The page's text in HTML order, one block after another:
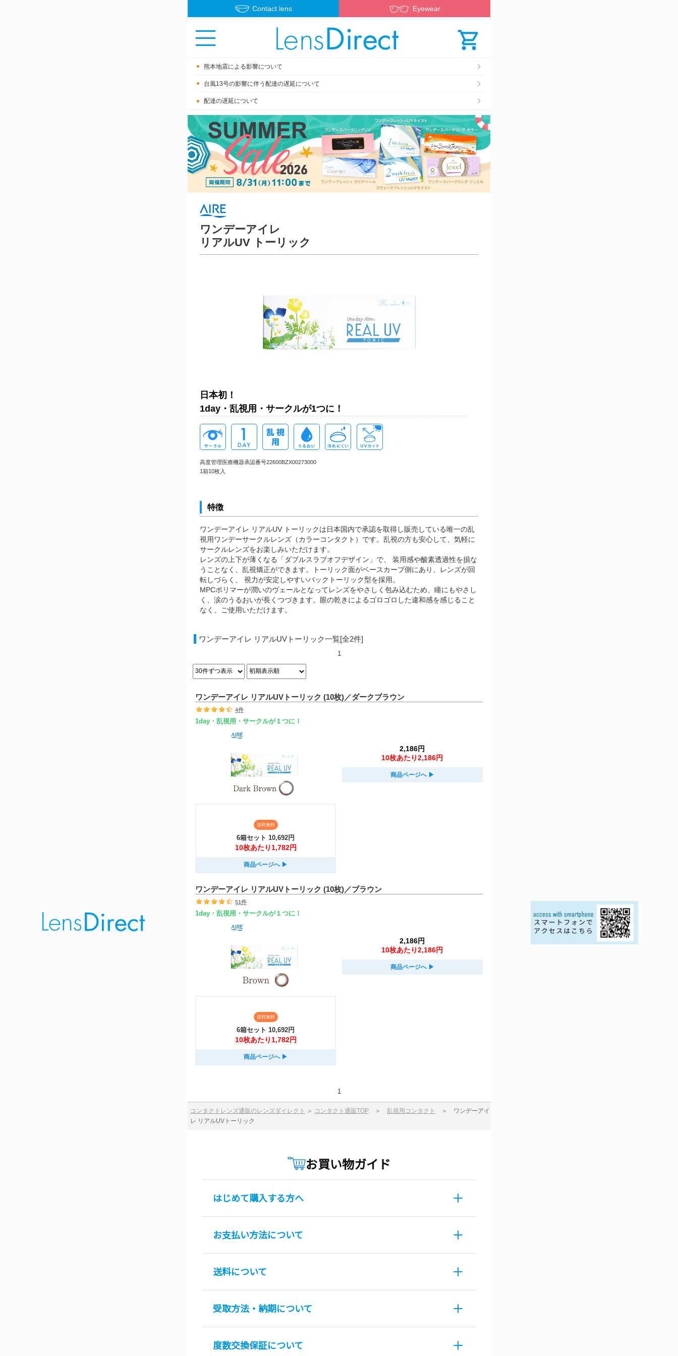
Contact lens Eyewear
熊本地震による影響について
台風13号の影響に伴う配達の遅延について
配達の遅延について
ワンデーアイレ
リアルUV トーリック
日本初！
1day・乱視用・サークルが1つに！
高度管理医療機器承認番号22600BZX00273000
1箱10枚入
特徴
ワンデーアイレ リアルUV トーリックは日本国内で承認を取得し販売している唯一の乱
視用ワンデーサークルレンズ（カラーコンタクト）です。乱視の方も安心して、気軽に
サークルレンズをお楽しみいただけます。
レンズの上下が薄くなる「ダブルスラブオフデザイン」で、 装用感や酸素透過性を損な
うことなく、乱視矯正ができます。トーリック面がベースカーブ側にあり、レンズが回
転しづらく、 視力が安定しやすいバックトーリック型を採用。
MPCポリマーが潤いのヴェールとなってレンズをやさしく包み込むため、瞳にもやさし
く、涙のうるおいが長くつづきます。眼の乾きによるゴロゴロした違和感を感じること
なく、ご使用いただけます。
ワンデーアイレ リアルUVトーリック一覧[全2件]
1
ワンデーアイレ リアルUVトーリック (10枚)／ダークブラウン
4件
1day・乱視用・サークルが１つに！
2,186円
10枚あたり2,186円
商品ページへ ▶︎
送料無料
6箱セット 10,692円
10枚あたり1,782円
商品ページへ ▶︎
ワンデーアイレ リアルUVトーリック (10枚)／ブラウン
51件
1day・乱視用・サークルが１つに！
2,186円
10枚あたり2,186円
商品ページへ ▶︎
送料無料
6箱セット 10,692円
10枚あたり1,782円
商品ページへ ▶︎
1
コンタクトレンズ通販のレンズダイレクト ＞ コンタクト通販TOP ＞ 乱視用コンタクト ＞ ワンデーアイ
レ リアルUVトーリック
お買い物ガイド
はじめて購入する方へ
お支払い方法について
送料について
受取方法・納期について
度数交換保証について